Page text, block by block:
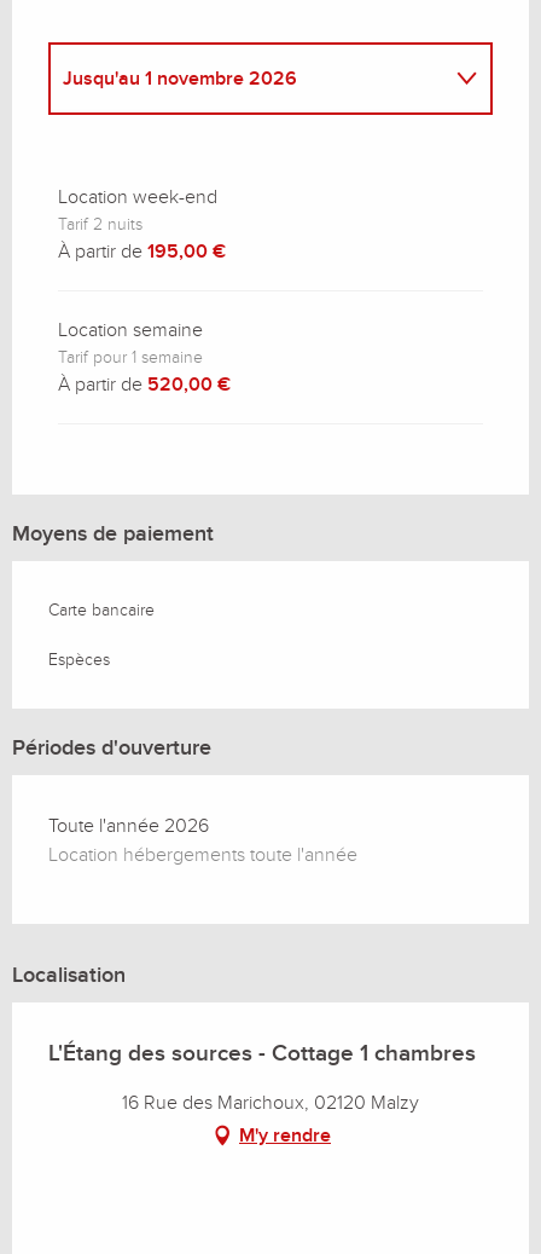
Jusqu'au 1 novembre 2026
Location week-end
Tarif 2 nuits
À partir de 195,00 €
Location semaine
Tarif pour 1 semaine
À partir de 520,00 €
Moyens de paiement
Carte bancaire
Espèces
Périodes d'ouverture
Toute l'année 2026
Location hébergements toute l'année
Localisation
L'Étang des sources - Cottage 1 chambres
16 Rue des Marichoux, 02120 Malzy
M'y rendre